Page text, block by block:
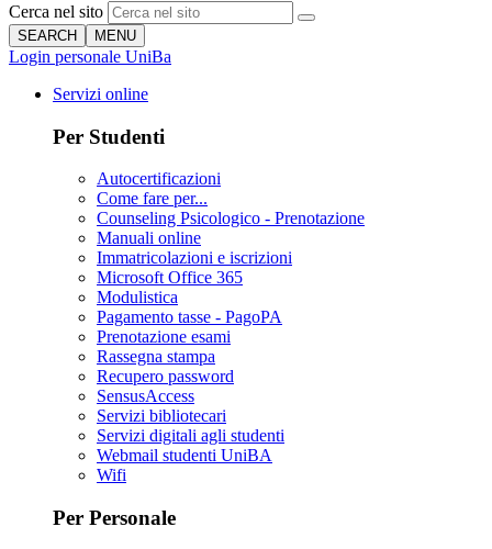
Cerca nel sito
SEARCH MENU
Login personale UniBa
Servizi online
Per Studenti
Autocertificazioni
Come fare per...
Counseling Psicologico - Prenotazione
Manuali online
Immatricolazioni e iscrizioni
Microsoft Office 365
Modulistica
Pagamento tasse - PagoPA
Prenotazione esami
Rassegna stampa
Recupero password
SensusAccess
Servizi bibliotecari
Servizi digitali agli studenti
Webmail studenti UniBA
Wifi
Per Personale